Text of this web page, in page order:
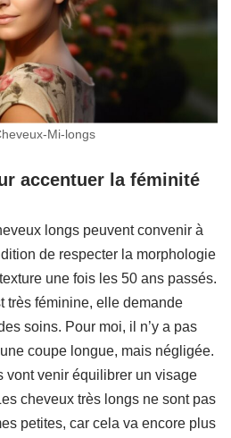
Mi-longs
accentuer la féminité
longs peuvent convenir à
de respecter la morphologie
une fois les 50 ans passés.
très féminine, elle demande
soins. Pour moi, il n’y a pas
coupe longue, mais négligée.
vont venir équilibrer un visage
cheveux très longs ne sont pas
petites, car cela va encore plus